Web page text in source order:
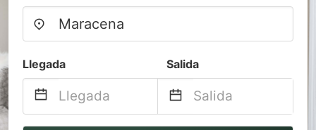
Llegada Salida
Navigate
Navigate